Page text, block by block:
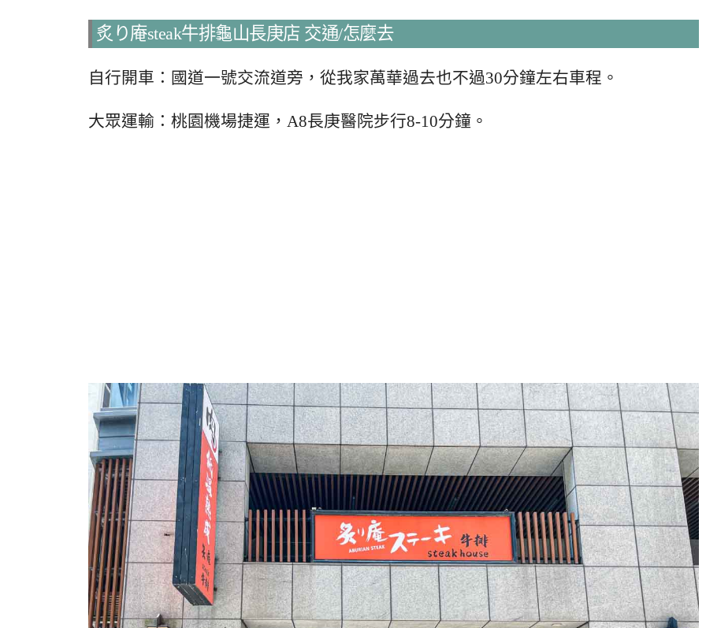
炙り庵steak牛排龜山長庚店 交通/怎麼去
自行開車：國道一號交流道旁，從我家萬華過去也不過30分鐘左右車程。
大眾運輸：桃園機場捷運，A8長庚醫院步行8-10分鐘。